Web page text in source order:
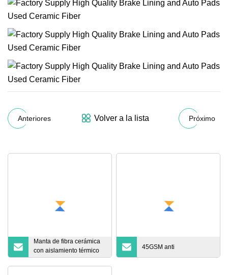
Anteriores Volver a la lista Próximo
Manta de fibra cerámica
con aislamiento térmico
Luyangwool para material
45GSM anti